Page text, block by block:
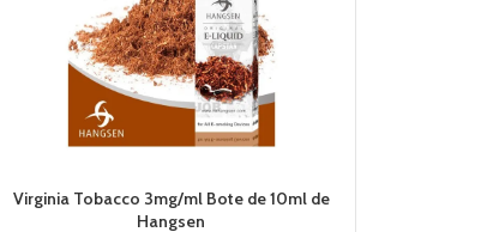
Virginia Tobacco 3mg/ml Bote de 10ml de
Hangsen